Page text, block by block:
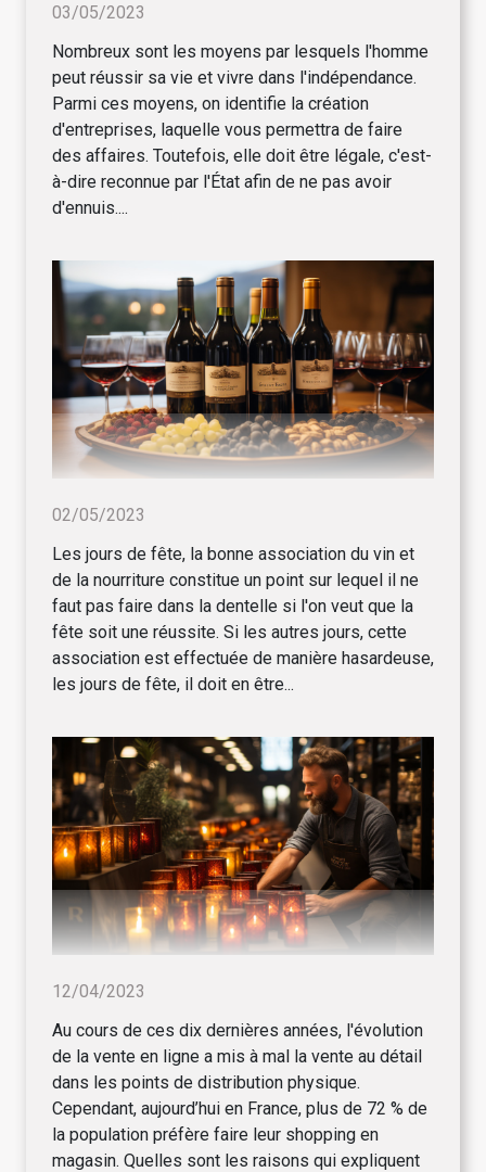
03/05/2023
Nombreux sont les moyens par lesquels l'homme
peut réussir sa vie et vivre dans l'indépendance.
Parmi ces moyens, on identifie la création
d'entreprises, laquelle vous permettra de faire
des affaires. Toutefois, elle doit être légale, c'est-
à-dire reconnue par l'État afin de ne pas avoir
d'ennuis....
02/05/2023
Les jours de fête, la bonne association du vin et
de la nourriture constitue un point sur lequel il ne
faut pas faire dans la dentelle si l'on veut que la
fête soit une réussite. Si les autres jours, cette
association est effectuée de manière hasardeuse,
les jours de fête, il doit en être...
12/04/2023
Au cours de ces dix dernières années, l'évolution
de la vente en ligne a mis à mal la vente au détail
dans les points de distribution physique.
Cependant, aujourd’hui en France, plus de 72 % de
la population préfère faire leur shopping en
magasin. Quelles sont les raisons qui expliquent